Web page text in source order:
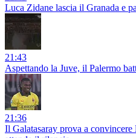
Luca Zidane lascia il Granada e
21:43
Aspettando la Juve, il Palermo
21:36
Il Galatasaray prova a